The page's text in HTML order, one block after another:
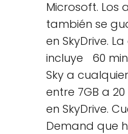
Microsoft. Los
también se
en SkyDrive.
incluye 60
Sky a
entre 7GB a
en SkyDrive.
Demand que